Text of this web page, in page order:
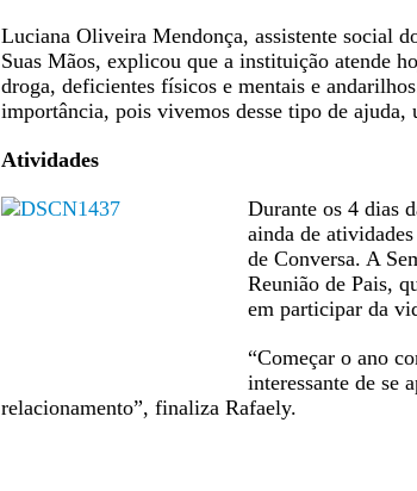
Luciana Oliveira Mendonça, assistente social
Suas Mãos, explicou que a instituição atende
droga, deficientes físicos e mentais e
importância, pois vivemos desse tipo de
Atividades
Durante os 4 dias
ainda de
de Conversa. A
Reunião de Pais,
em participar da
“Começar o ano
interessante de se
relacionamento”, finaliza Rafaely.